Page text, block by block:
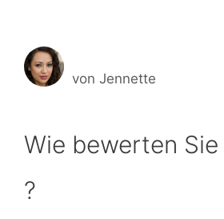
von Jennette
Wie bewerten Sie
?